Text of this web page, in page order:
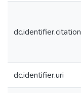
dc.identifier.citation
dc.identifier.uri